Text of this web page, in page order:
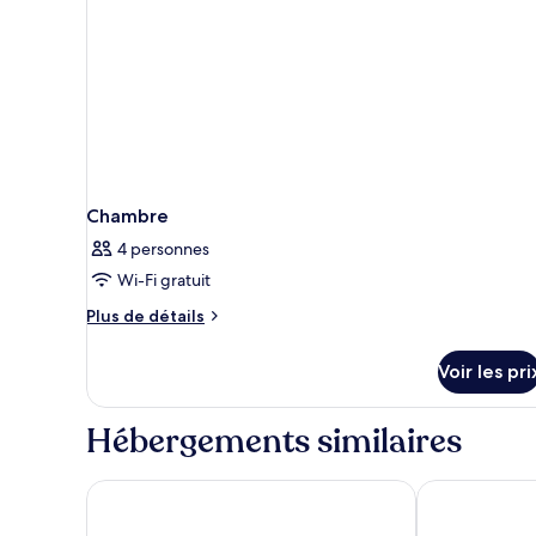
Chambre
4 personnes
Wi-Fi gratuit
Plus de détails
Plus
le
type
de
Chambre
Voir les
Hébergements similaires
Best Western and hotel Clarion Hotel